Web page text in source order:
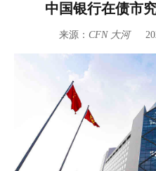
中国银行在债市
来源： CFN 大河